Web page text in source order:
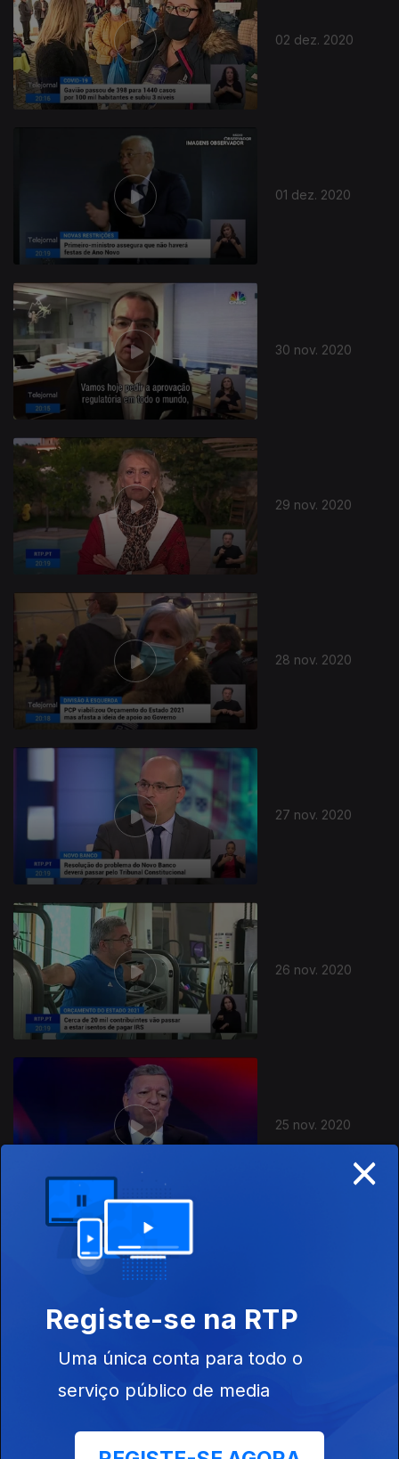
02 dez. 2020
01 dez. 2020
30 nov. 2020
29 nov. 2020
28 nov. 2020
27 nov. 2020
26 nov. 2020
25 nov. 2020
23 nov. 2020
×
Registe-se na RTP
Uma única conta para todo o
serviço público de media